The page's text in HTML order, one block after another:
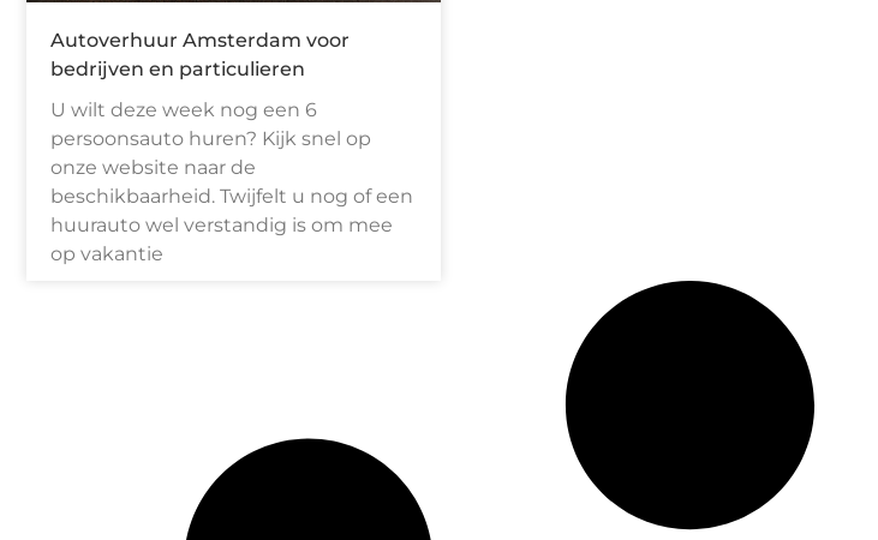
Autoverhuur Amsterdam voor
bedrijven en particulieren
U wilt deze week nog een 6
persoonsauto huren? Kijk snel op
onze website naar de
beschikbaarheid. Twijfelt u nog of een
huurauto wel verstandig is om mee
op vakantie